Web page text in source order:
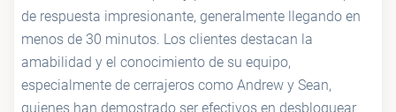
de respuesta impresionante, generalmente llegando en
menos de 30 minutos. Los clientes destacan la
amabilidad y el conocimiento de su equipo,
especialmente de cerrajeros como Andrew y Sean,
quienes han demostrado ser efectivos en desbloquear